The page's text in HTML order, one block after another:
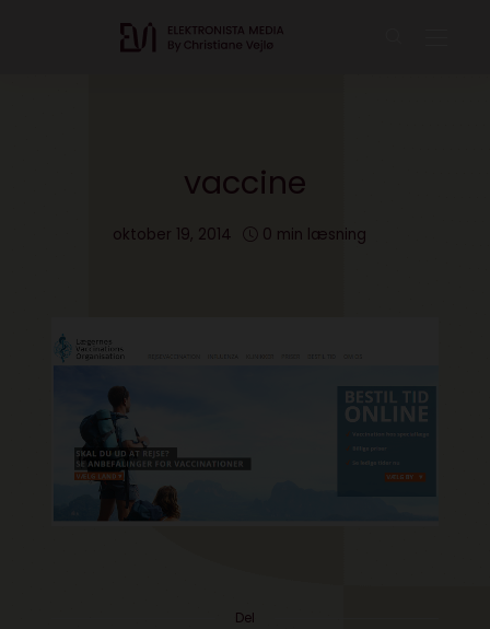
vaccine
oktober 19, 2014 0 min læsning
Del